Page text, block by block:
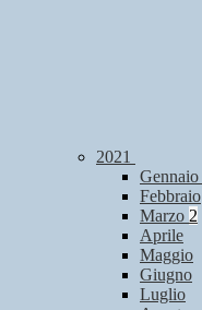
2021
Gennaio
Febbraio
Marzo 2
Aprile
Maggio
Giugno
Luglio